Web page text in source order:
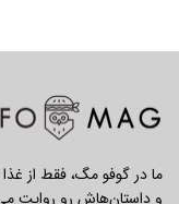
ما در گوفو مگ، فقط از
و داستان‌هاش رو روایت